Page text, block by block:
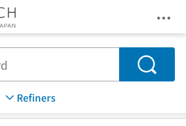
Search
Refiners